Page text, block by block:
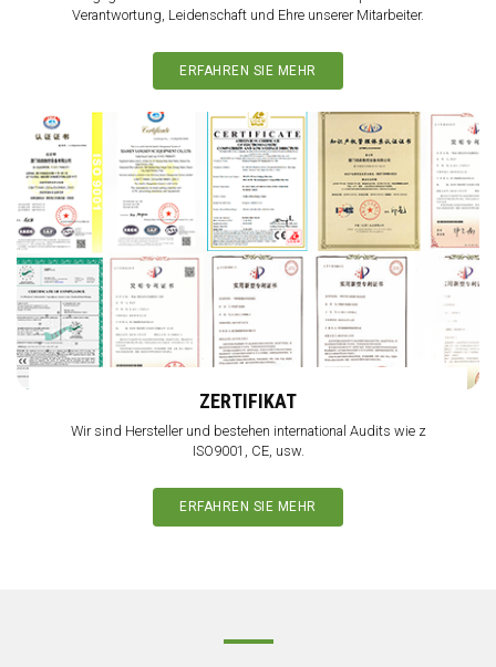
Verantwortung, Leidenschaft und Ehre unserer Mitarbeiter.
ERFAHREN SIE MEHR
ZERTIFIKAT
Wir sind Hersteller und bestehen international Audits wie z
ISO9001, CE, usw.
ERFAHREN SIE MEHR